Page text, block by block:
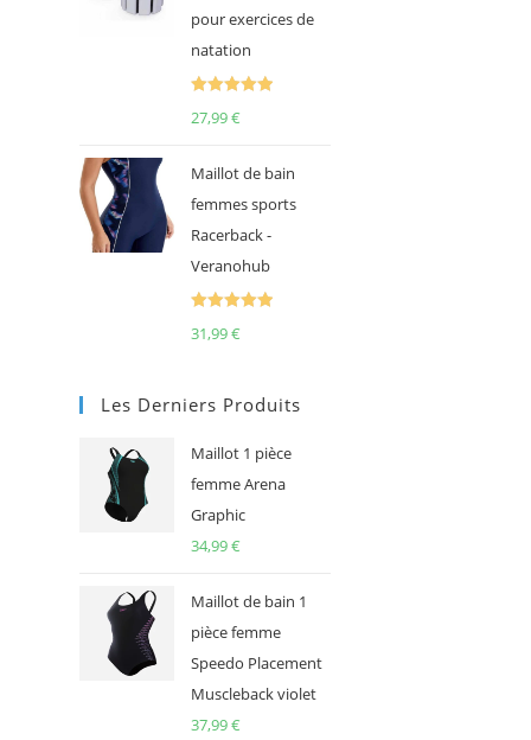
pour exercices de
natation
27,99€
Maillot de bain
femmes sports
Racerback -
Veranohub
31,99€
Les Derniers Produits
Maillot 1 pièce
femme Arena
Graphic
34,99€
Maillot de bain 1
pièce femme
Speedo Placement
Muscleback violet
37,99€